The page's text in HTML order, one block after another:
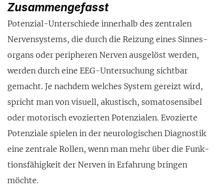
Zusammengefasst
Potenzial-Unterschie­de innerhalb des zentralen
Nerven­systems, die durch die Rei­zung eines Sinnes­
organs oder peri­pheren Nerven ausgelöst werden,
werden durch eine EEG-Unter­suchung sichtbar
gemacht. Je nachdem wel­ches System gereizt wird,
spricht man von visuell, akustisch, somato­sensibel
oder motorisch evozierten Potenzialen. Evo­zierte
Potenziale spielen in der neuro­logischen Diagnostik
eine zentrale Rollen, wenn man mehr über die Funk­
tionsfähigkeit der Nerven in Erfah­rung bringen
möchte.